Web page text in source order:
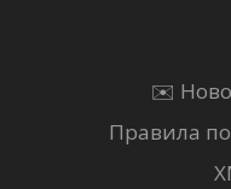
✉️
Правила